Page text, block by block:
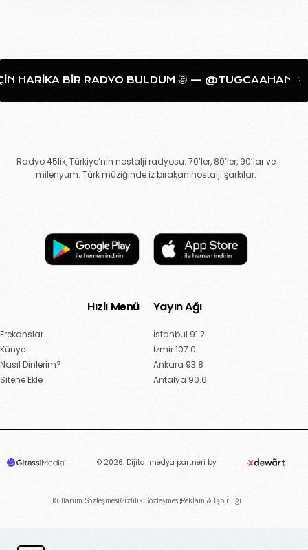
RADYO BULDUM 😻 — @TUGCAAHANIM
Radyo 45lik, Türkiye’nin nostalji radyosu. 70’ler, 80’ler, 90’lar ve
milenyum. Türk müziğinde iz bırakan nostalji şarkılar.
Hızlı Menü
Frekanslar
Künye
Nasıl Dinlerim?
Sitene Ekle
Yayın Ağı
İstanbul 91.2
İzmir 107.0
Ankara 93.8
Antalya 90.6
© 2026. Dijital medya partneri by
Kullanım SözleşmesiGizlilik SözleşmesiReklam & İşbirlliği